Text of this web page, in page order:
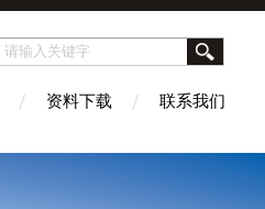
资料下载 联系我们